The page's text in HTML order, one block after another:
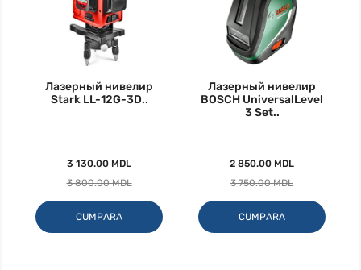
Лазерный нивелир
Stark LL-12G-3D..
3 130.00 MDL
3 800.00 MDL
CUMPARA
Лазерный нивелир
BOSCH UniversalLevel
3 Set..
2 850.00 MDL
3 750.00 MDL
CUMPARA